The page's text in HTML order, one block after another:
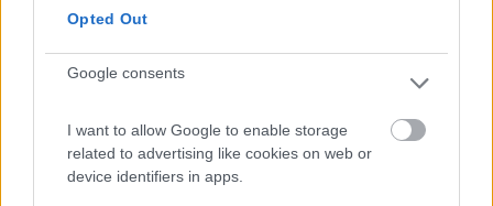
Opted Out
Google consents
I want to allow Google to enable storage
related to advertising like cookies on web or
device identifiers in apps.
Accessibilità Accoglienza Caratteristiche
Posizione
zenigata 23/04/2018 21:51